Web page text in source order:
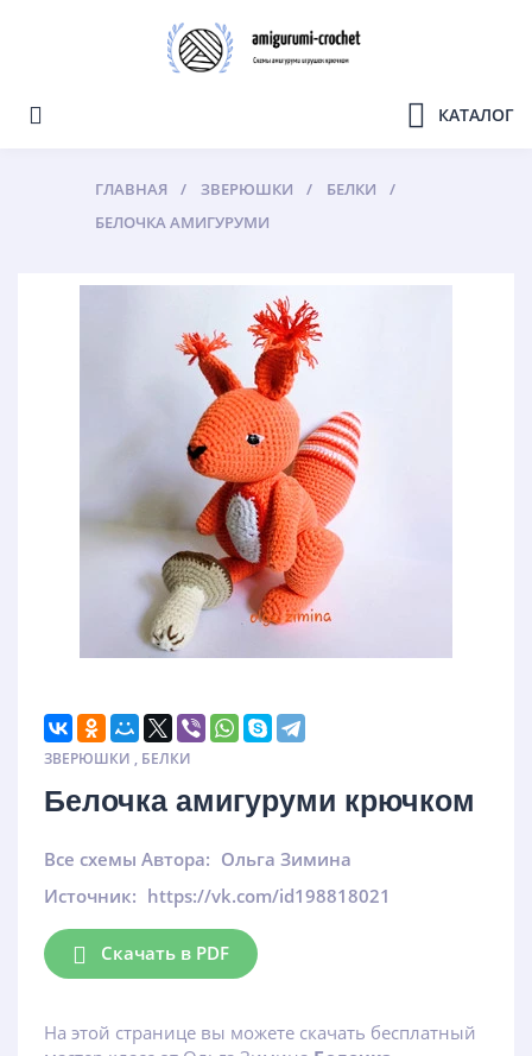
КАТАЛОГ
ГЛАВНАЯ ЗВЕРЮШКИ
БЕЛКИ
БЕЛОЧКА АМИГУРУМИ
ЗВЕРЮШКИ , БЕЛКИ
Белочка амигуруми крючком
Все схемы Автора: Ольга Зимина
Источник: https://vk.com/id198818021
Скачать в PDF
На этой странице вы можете скачать бесплатный